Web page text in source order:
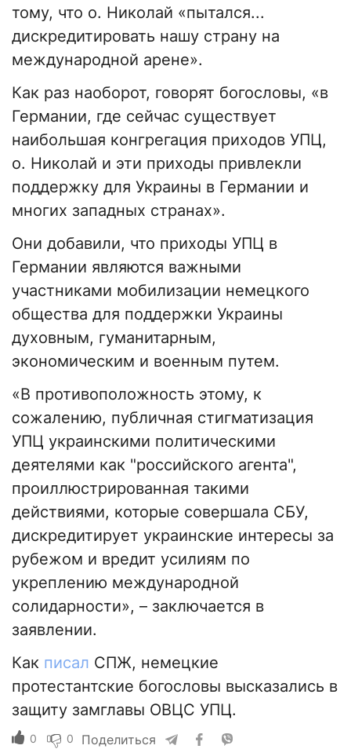
тому, что о. Николай «пытался...
дискредитировать нашу страну на
международной арене».
Как раз наоборот, говорят богословы, «в
Германии, где сейчас существует
наибольшая конгрегация приходов УПЦ,
о. Николай и эти приходы привлекли
поддержку для Украины в Германии и
многих западных странах».
Они добавили, что приходы УПЦ в
Германии являются важными
участниками мобилизации немецкого
общества для поддержки Украины
духовным, гуманитарным,
экономическим и военным путем.
«В противоположность этому, к
сожалению, публичная стигматизация
УПЦ украинскими политическими
деятелями как "российского агента",
проиллюстрированная такими
действиями, которые совершала СБУ,
дискредитирует украинские интересы за
рубежом и вредит усилиям по
укреплению международной
солидарности», – заключается в
заявлении.
Как писал СПЖ, немецкие
протестантские богословы высказались в
защиту замглавы ОВЦС УПЦ.
0 0 Поделиться